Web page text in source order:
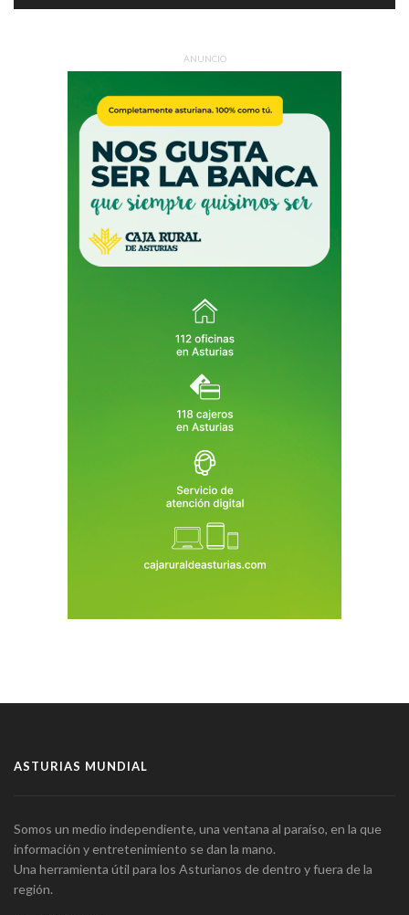
ANUNCIO
ASTURIAS MUNDIAL
Somos un medio independiente, una ventana al paraíso, en la que
información y entretenimiento se dan la mano.
Una herramienta útil para los Asturianos de dentro y fuera de la
región.